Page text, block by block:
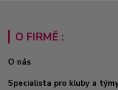
O FIRMĚ :
O nás
Specialista pro kluby a